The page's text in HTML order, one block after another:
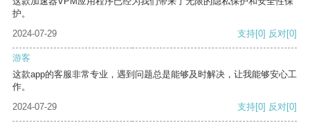
护。
2024-07-29
支持[0] 反对[0]
游客
这款app的客服非常专业，遇到问题总是能够及时解决，让我能够安心工
作。
2024-07-29
支持[0] 反对[0]